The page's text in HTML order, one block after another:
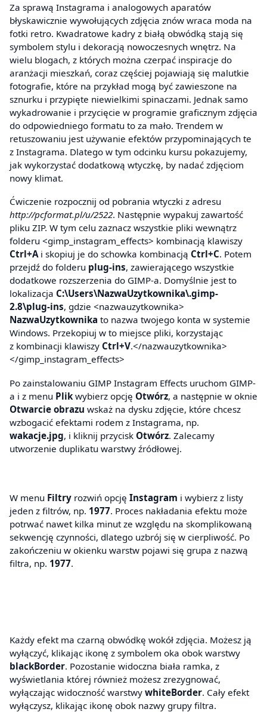
Za sprawą Instagrama i analogowych aparatów
błyskawicznie wywołujących zdjęcia znów wraca moda na
fotki retro. Kwadratowe kadry z białą obwódką stają się
symbolem stylu i dekoracją nowoczesnych wnętrz. Na
wielu blogach, z których można czerpać inspiracje do
aranżacji mieszkań, coraz częściej pojawiają się malutkie
fotografie, które na przykład mogą być zawieszone na
sznurku i przypięte niewielkimi spinaczami. Jednak samo
wykadrowanie i przycięcie w programie graficznym zdjęcia
do odpowiedniego formatu to za mało. Trendem w
retuszowaniu jest używanie efektów przypominających te
z Instagrama. Dlatego w tym odcinku kursu pokazujemy,
jak wykorzystać dodatkową wtyczkę, by nadać zdjęciom
nowy klimat.
Ćwiczenie rozpocznij od pobrania wtyczki z adresu
http://pcformat.pl/u/2522. Następnie wypakuj zawartość
pliku ZIP. W tym celu zaznacz wszystkie pliki wewnątrz
folderu <gimp_instagram_effects> kombinacją klawiszy
Ctrl+Ai skopiuj je do schowka kombinacją Ctrl+C. Potem
przejdź do folderu plug-ins, zawierającego wszystkie
dodatkowe rozszerzenia do GIMP-a. Domyślnie jest to
lokalizacja C:\Users\NazwaUzytkownika\.gimp-
2.8\plug-ins, gdzie <nazwauzytkownika>
NazwaUzytkownika to nazwa twojego konta w systemie
Windows. Przekopiuj w to miejsce pliki, korzystając
z kombinacji klawiszy Ctrl+V.</nazwauzytkownika>
</gimp_instagram_effects>
Po zainstalowaniu GIMP Instagram Effects uruchom GIMP-
a i z menu Plik wybierz opcję Otwórz, a następnie w oknie
Otwarcie obrazu wskaż na dysku zdjęcie, które chcesz
wzbogacić efektami rodem z Instagrama, np.
wakacje.jpg, i kliknij przycisk Otwórz. Zalecamy
utworzenie duplikatu warstwy źródłowej.
W menu Filtry rozwiń opcję Instagram i wybierz z listy
jeden z filtrów, np. 1977. Proces nakładania efektu może
potrwać nawet kilka minut ze względu na skomplikowaną
sekwencję czynności, dlatego uzbrój się w cierpliwość. Po
zakończeniu w okienku warstw pojawi się grupa z nazwą
filtra, np. 1977.
Każdy efekt ma czarną obwódkę wokół zdjęcia. Możesz ją
wyłączyć, klikając ikonę z symbolem oka obok warstwy
blackBorder. Pozostanie widoczna biała ramka, z
wyświetlania której również możesz zrezygnować,
wyłączając widoczność warstwy whiteBorder. Cały efekt
wyłączysz, klikając ikonę obok nazwy grupy filtra.